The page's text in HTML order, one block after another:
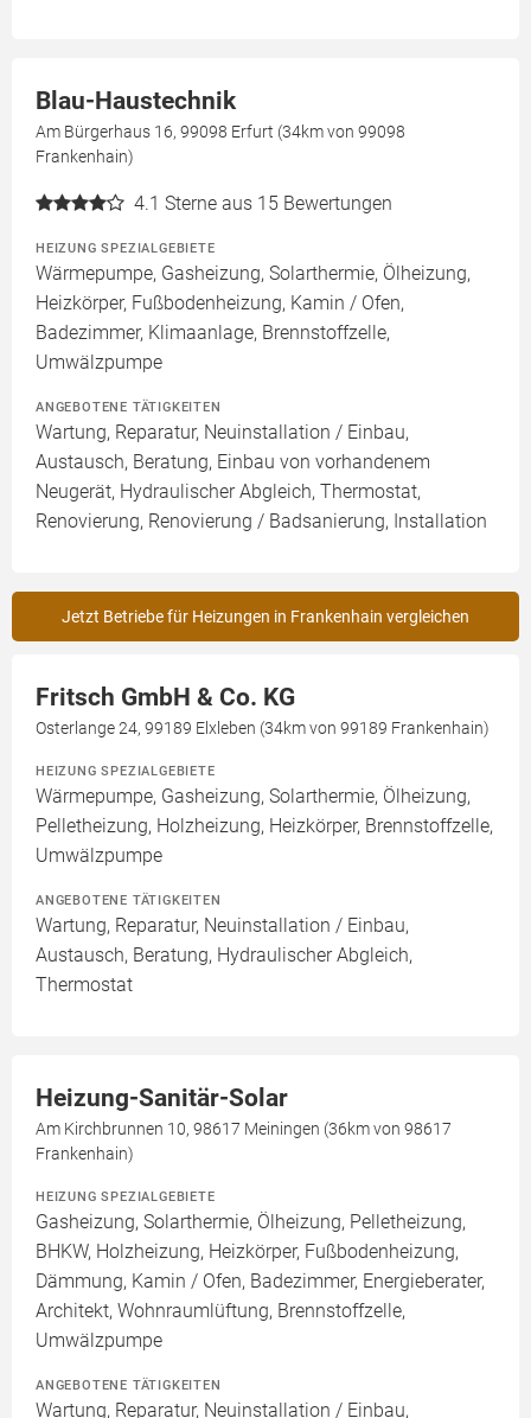
Blau-Haustechnik
Am Bürgerhaus 16, 99098 Erfurt (34km von 99098
Frankenhain)
4.1 Sterne aus 15 Bewertungen
HEIZUNG SPEZIALGEBIETE
Wärmepumpe, Gasheizung, Solarthermie, Ölheizung,
Heizkörper, Fußbodenheizung, Kamin / Ofen,
Badezimmer, Klimaanlage, Brennstoffzelle,
Umwälzpumpe
ANGEBOTENE TÄTIGKEITEN
Wartung, Reparatur, Neuinstallation / Einbau,
Austausch, Beratung, Einbau von vorhandenem
Neugerät, Hydraulischer Abgleich, Thermostat,
Renovierung, Renovierung / Badsanierung, Installation
Jetzt Betriebe für Heizungen in Frankenhain vergleichen
Fritsch GmbH & Co. KG
Osterlange 24, 99189 Elxleben (34km von 99189 Frankenhain)
HEIZUNG SPEZIALGEBIETE
Wärmepumpe, Gasheizung, Solarthermie, Ölheizung,
Pelletheizung, Holzheizung, Heizkörper, Brennstoffzelle,
Umwälzpumpe
ANGEBOTENE TÄTIGKEITEN
Wartung, Reparatur, Neuinstallation / Einbau,
Austausch, Beratung, Hydraulischer Abgleich,
Thermostat
Heizung-Sanitär-Solar
Am Kirchbrunnen 10, 98617 Meiningen (36km von 98617
Frankenhain)
HEIZUNG SPEZIALGEBIETE
Gasheizung, Solarthermie, Ölheizung, Pelletheizung,
BHKW, Holzheizung, Heizkörper, Fußbodenheizung,
Dämmung, Kamin / Ofen, Badezimmer, Energieberater,
Architekt, Wohnraumlüftung, Brennstoffzelle,
Umwälzpumpe
ANGEBOTENE TÄTIGKEITEN
Wartung, Reparatur, Neuinstallation / Einbau,